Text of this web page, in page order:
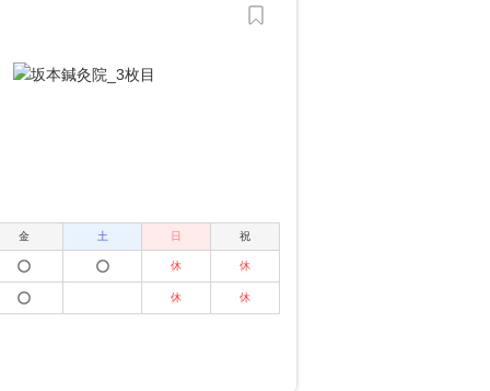
金 土 日 祝
休 休
休
休